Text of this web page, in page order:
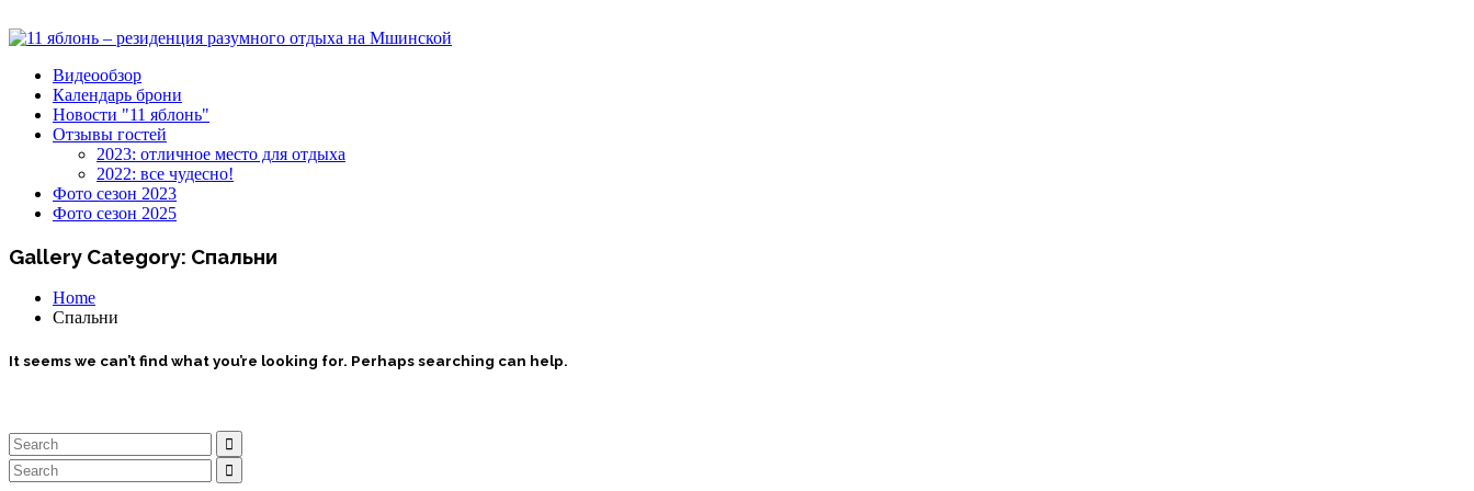
Видеообзор
Календарь брони
Новости "11 яблонь"
Отзывы гостей
2023: отличное место для отдыха
2022: все чудесно!
Фото сезон 2023
Фото сезон 2025
Gallery Category: Спальни
Home
Спальни
It seems we can’t find what you’re looking for. Perhaps searching can help.